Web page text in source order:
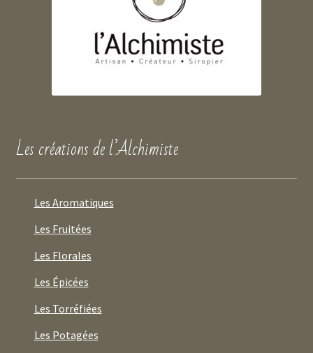
Les créations de l’Alchimiste
Les Aromatiques
Les Fruitées
Les Florales
Les Épicées
Les Torréfiées
Les Potagées